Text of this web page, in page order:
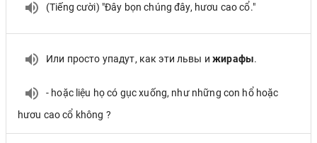
(Tiếng cười) "Đây bọn chúng đây, hươu cao cổ."
Или просто упадут, как эти львы ижирафы.
- hoặc liệu họ có gục xuống, như những con hổ hoặc
hươu cao cổ không ?